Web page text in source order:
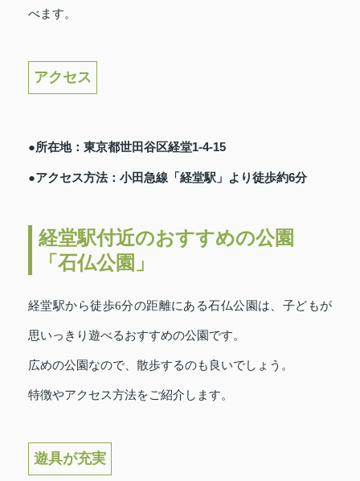
べます。
アクセス
●所在地：東京都世田谷区経堂1-4-15
●アクセス方法：小田急線「経堂駅」より徒歩約6分
経堂駅付近のおすすめの公園
「石仏公園」
経堂駅から徒歩6分の距離にある石仏公園は、子どもが
思いっきり遊べるおすすめの公園です。
広めの公園なので、散歩するのも良いでしょう。
特徴やアクセス方法をご紹介します。
遊具が充実